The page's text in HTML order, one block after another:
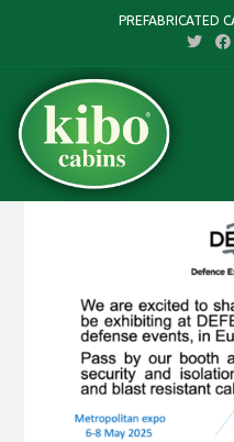
PREFABRICATED